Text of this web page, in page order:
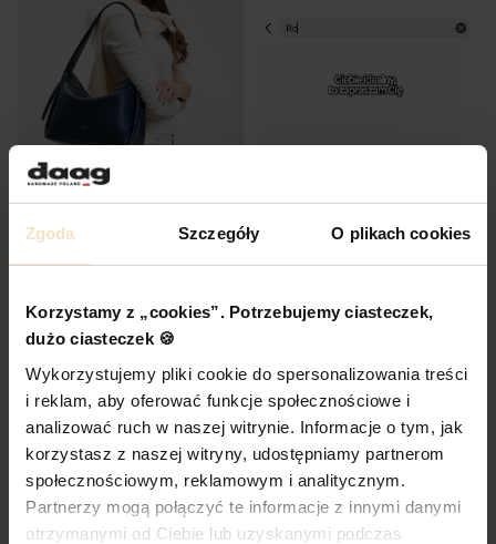
Zgoda Szczegóły O plikach cookies
Korzystamy z „cookies”. Potrzebujemy ciasteczek,
dużo ciasteczek 🍪
Wykorzystujemy pliki cookie do spersonalizowania treści
i reklam, aby oferować funkcje społecznościowe i
analizować ruch w naszej witrynie. Informacje o tym, jak
korzystasz z naszej witryny, udostępniamy partnerom
społecznościowym, reklamowym i analitycznym.
Partnerzy mogą połączyć te informacje z innymi danymi
otrzymanymi od Ciebie lub uzyskanymi podczas
FLORENCE granatowa skórzana
ramię
DO KOSZYKA
GRUPY RODZINA
DAAG